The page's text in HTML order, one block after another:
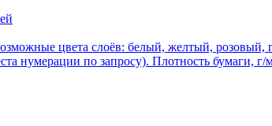
цвета слоёв: белый, желтый, розовый,
нумерации по запросу). Плотность бумаги, г/